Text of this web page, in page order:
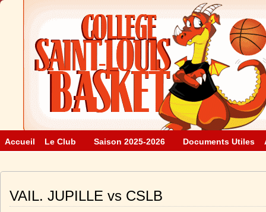
Accueil Le Club Saison 2025-2026 Documents Utiles
VAIL. JUPILLE vs CSLB